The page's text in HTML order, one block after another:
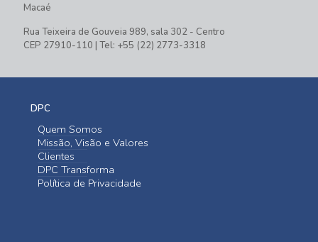
Macaé
Rua Teixeira de Gouveia 989, sala 302 - Centro
CEP 27910-110 | Tel: +55 (22) 2773-3318
DPC
Quem Somos
Missão, Visão e Valores
Clientes
DPC Transforma
Política de Privacidade